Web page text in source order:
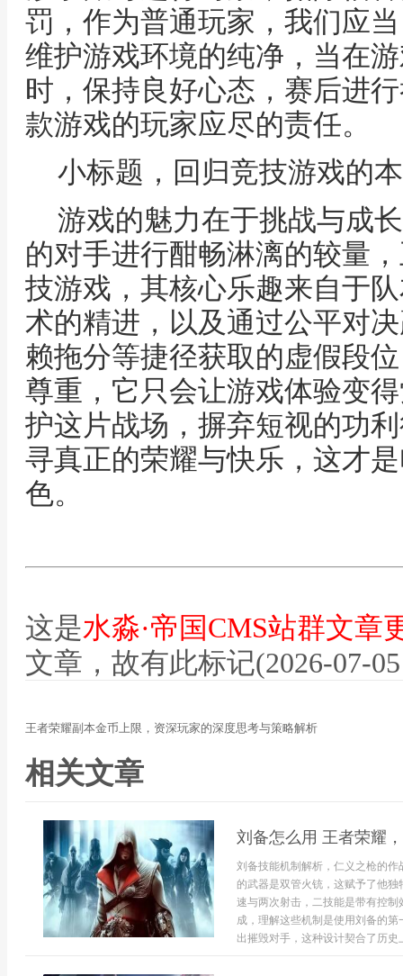
罚，作为普通玩家，我们应
维护游戏环境的纯净，当在
时，保持良好心态，赛后进
款游戏的玩家应尽的责任。
小标题，回归竞技游戏的
游戏的魅力在于挑战与成
的对手进行酣畅淋漓的较量
技游戏，其核心乐趣来自于
术的精进，以及通过公平对
赖拖分等捷径获取的虚假段
尊重，它只会让游戏体验变
护这片战场，摒弃短视的功
寻真正的荣耀与快乐，这才
色。
这是水淼·帝国CMS站群文章
文章，故有此标记(2026-07-
王者荣耀副本金币上限，资深玩家的深度思考与策略解析
相关文章
刘备怎么用 王者荣耀
刘备技能机制解析，仁义之枪的
的武器是双管火铳，这赋予了他
速与两次射击，二技能是带有控
成，理解这些机制是使用刘备的
出摧毁对手，这种设计契合了历史